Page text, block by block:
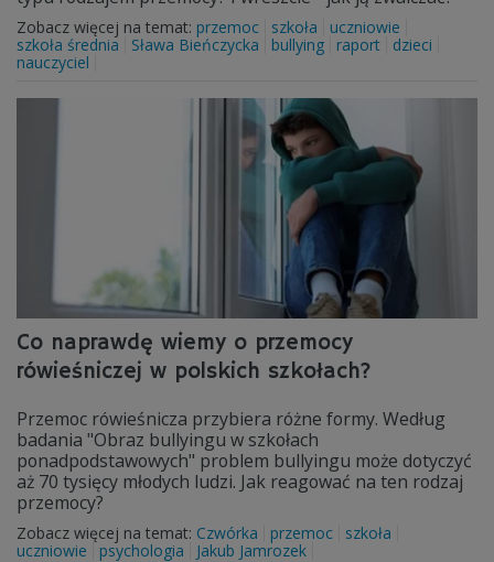
Zobacz więcej na temat: przemoc szkoła
uczniowie
szkoła średnia
Sława Bieńczycka bullying raport
dzieci
nauczyciel
Co naprawdę wiemy o przemocy
rówieśniczej w polskich szkołach?
Przemoc rówieśnicza przybiera różne formy. Według
badania "Obraz bullyingu w szkołach
ponadpodstawowych" problem bullyingu może dotyczyć
aż 70 tysięcy młodych ludzi. Jak reagować na ten rodzaj
przemocy?
Zobacz więcej na temat: Czwórka przemoc
szkoła
uczniowie
psychologia Jakub Jamrozek